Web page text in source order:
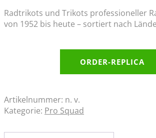
Radtrikots und Trikots professioneller
von 1952 bis heute – sortiert nach
ORDER-REPLICA
Artikelnummer: n. v.
Kategorie: Pro Squad